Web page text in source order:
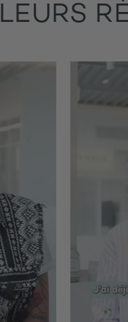
LEURS